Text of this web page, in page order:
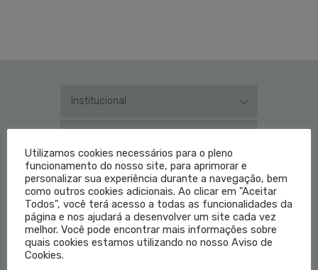
Institucional
Fale Conosco
Login do Médico
Utilizamos cookies necessários para o pleno
funcionamento do nosso site, para aprimorar e
personalizar sua experiência durante a navegação, bem
como outros cookies adicionais. Ao clicar em "Aceitar
Todos", você terá acesso a todas as funcionalidades da
página e nos ajudará a desenvolver um site cada vez
melhor. Você pode encontrar mais informações sobre
quais cookies estamos utilizando no nosso Aviso de
Cookies.